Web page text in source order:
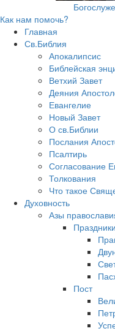
Как нам помочь?
Главная
Св.Библия
Апокалипсис
Библейская
Ветхий Завет
Деяния
Евангелие
Новый Завет
О св.Библии
Послания
Псалтирь
Согласование
Толкования
Что такое
Духовность
Азы
Праздники
Пост